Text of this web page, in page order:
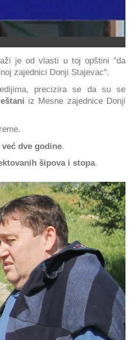
je od vlasti u toj opštini "da
zajednici Donji Stajevac".
precizira se da su se
iz Mesne zajednice Donji
dve godine.
šipova i stopa.